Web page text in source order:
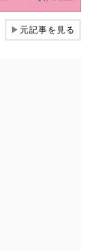
▶元記事を見る